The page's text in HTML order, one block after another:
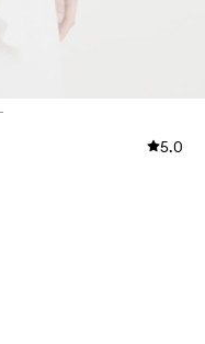
5.0